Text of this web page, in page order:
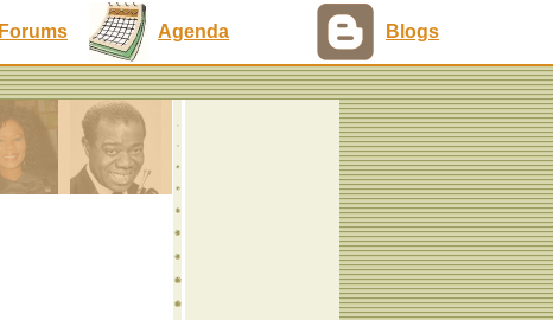
Forums Agenda Blogs